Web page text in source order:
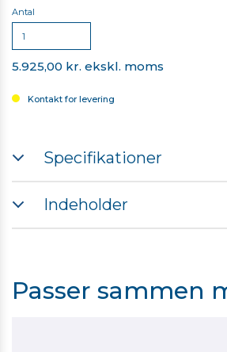
Antal
5.925,00 kr. ekskl. moms
Kontakt for levering
Specifikationer
Indeholder
Passer sammen